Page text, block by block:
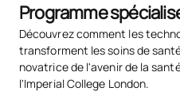
Programme
Découvrez comment les
transforment les soins de
novatrice de l'avenir de la
l'Imperial College London.